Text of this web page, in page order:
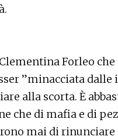
Forleo che
”minacciata dalle
alla scorta. È
che di mafia e di
mai di rinunciare